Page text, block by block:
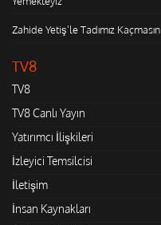
Zahide Yetiş'le Tadımız Kaçmasın
TV8
TV8
TV8 Canlı Yayın
Yatırımcı İlişkileri
İzleyici Temsilcisi
İletişim
İnsan Kaynakları